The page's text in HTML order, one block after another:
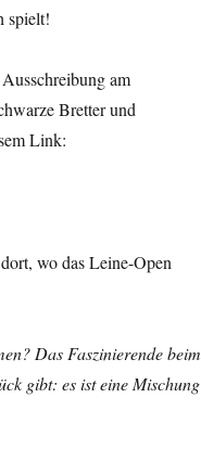
spielt!
am
Bretter und
Link:
wo das Leine-Open
Das Faszinierende beim
gibt: es ist eine Mischung